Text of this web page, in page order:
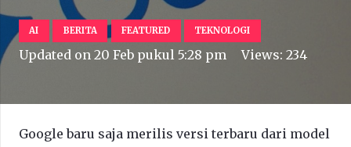
AI BERITA FEATURED TEKNOLOGI
Updated on 20 Feb pukul 5:28 pm Views:234
Google baru saja merilis versi terbaru dari model